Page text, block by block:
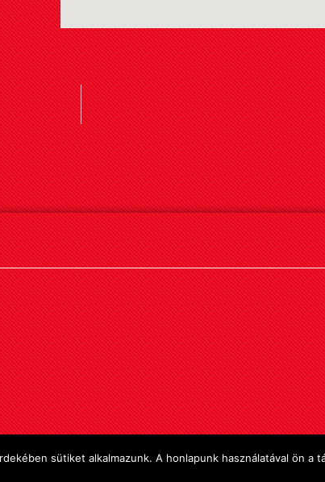
sütiket alkalmazunk. A honlapunk használatával ön a